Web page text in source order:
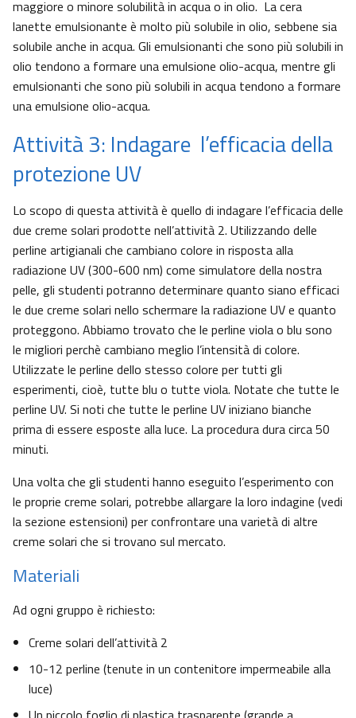
maggiore o minore solubilità in acqua o in olio. La cera
lanette emulsionante è molto più solubile in olio, sebbene sia
solubile anche in acqua. Gli emulsionanti che sono più solubili in
olio tendono a formare una emulsione olio-acqua, mentre gli
emulsionanti che sono più solubili in acqua tendono a formare
una emulsione olio-acqua.
Attività 3: Indagare l’efficacia della
protezione UV
Lo scopo di questa attività è quello di indagare l’efficacia delle
due creme solari prodotte nell’attività 2. Utilizzando delle
perline artigianali che cambiano colore in risposta alla
radiazione UV (300-600 nm) come simulatore della nostra
pelle, gli studenti potranno determinare quanto siano efficaci
le due creme solari nello schermare la radiazione UV e quanto
proteggono. Abbiamo trovato che le perline viola o blu sono
le migliori perchè cambiano meglio l’intensità di colore.
Utilizzate le perline dello stesso colore per tutti gli
esperimenti, cioè, tutte blu o tutte viola. Notate che tutte le
perline UV. Si noti che tutte le perline UV iniziano bianche
prima di essere esposte alla luce. La procedura dura circa 50
minuti.
Una volta che gli studenti hanno eseguito l’esperimento con
le proprie creme solari, potrebbe allargare la loro indagine (vedi
la sezione estensioni) per confrontare una varietà di altre
creme solari che si trovano sul mercato.
Materiali
Ad ogni gruppo è richiesto:
Creme solari dell’attività 2
10-12 perline (tenute in un contenitore impermeabile alla
luce)